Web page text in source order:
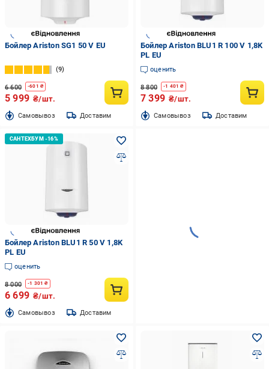
Бойлер Ariston SG1 50 V EU
9
6 600 -601 ₴
5 999 ₴/шт.
Cамовывоз Доставим
Бойлер Ariston BLU1 R 100 V 1,8K
PL EU
оценить
8 800 -1 401 ₴
7 399 ₴/шт.
Cамовывоз Доставим
Бойлер Ariston BLU1 R 50 V 1,8K
PL EU
оценить
8 000 -1 301 ₴
6 699 ₴/шт.
Cамовывоз Доставим